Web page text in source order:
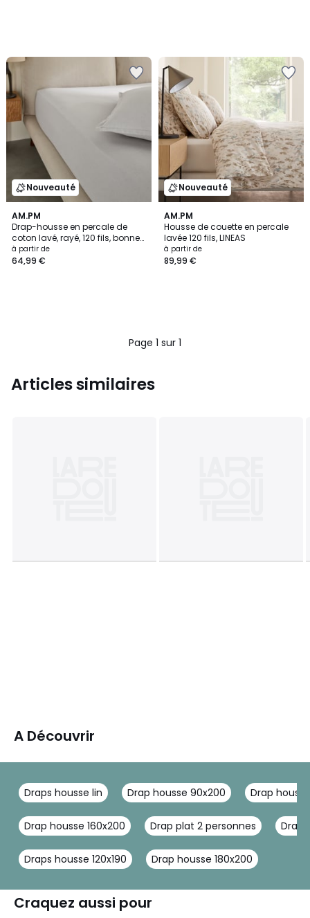
Nouveauté
AM.PM
Drap-housse en percale de
coton lavé, rayé, 120 fils, bonnet
30 cm, SABBAL
à partir de
64,99 €
Nouveauté
AM.PM
Housse de couette en percale
lavée 120 fils, LINEAS
à partir de
89,99 €
Page 1 sur 1
Articles similaires
A Découvrir
Draps housse lin Drap housse 90x200 Drap
Drap housse 160x200 Drap plat 2 personnes
Draps housse 120x190 Drap housse 180x200
Craquez aussi pour